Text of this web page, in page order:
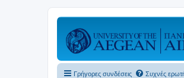
Γρήγορες συνδέσεις Συχνές